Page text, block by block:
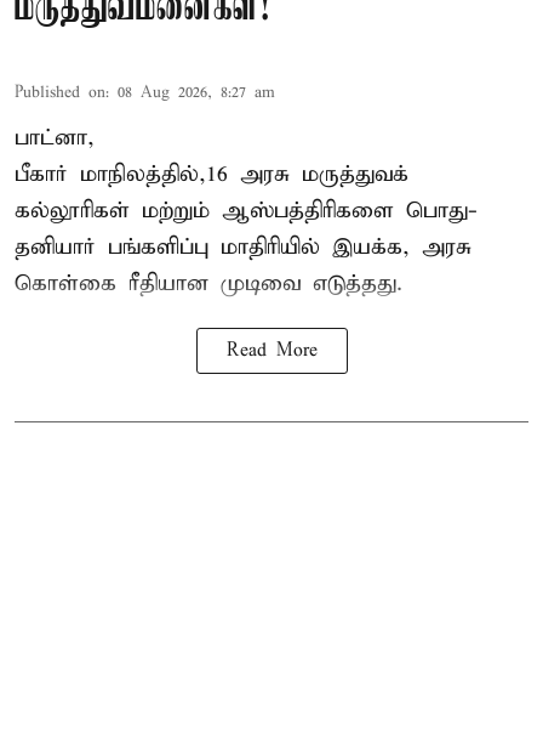
மருத்துவமனைகள்!
Published on: 08 Aug 2026, 8:27 am
பாட்னா,
பீகார் மாநிலத்தில்,16 அரசு மருத்துவக்
கல்லூரிகள் மற்றும் ஆஸ்பத்திரிகளை பொது-
தனியார் பங்களிப்பு மாதிரியில் இயக்க, அரசு
கொள்கை ரீதியான முடிவை எடுத்தது.
Read More